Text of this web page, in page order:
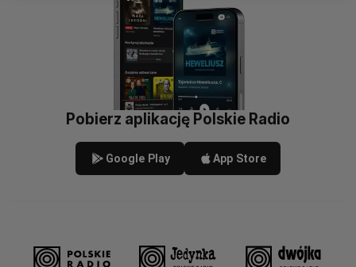
Pobierz aplikację Polskie Radio
Google Play App Store